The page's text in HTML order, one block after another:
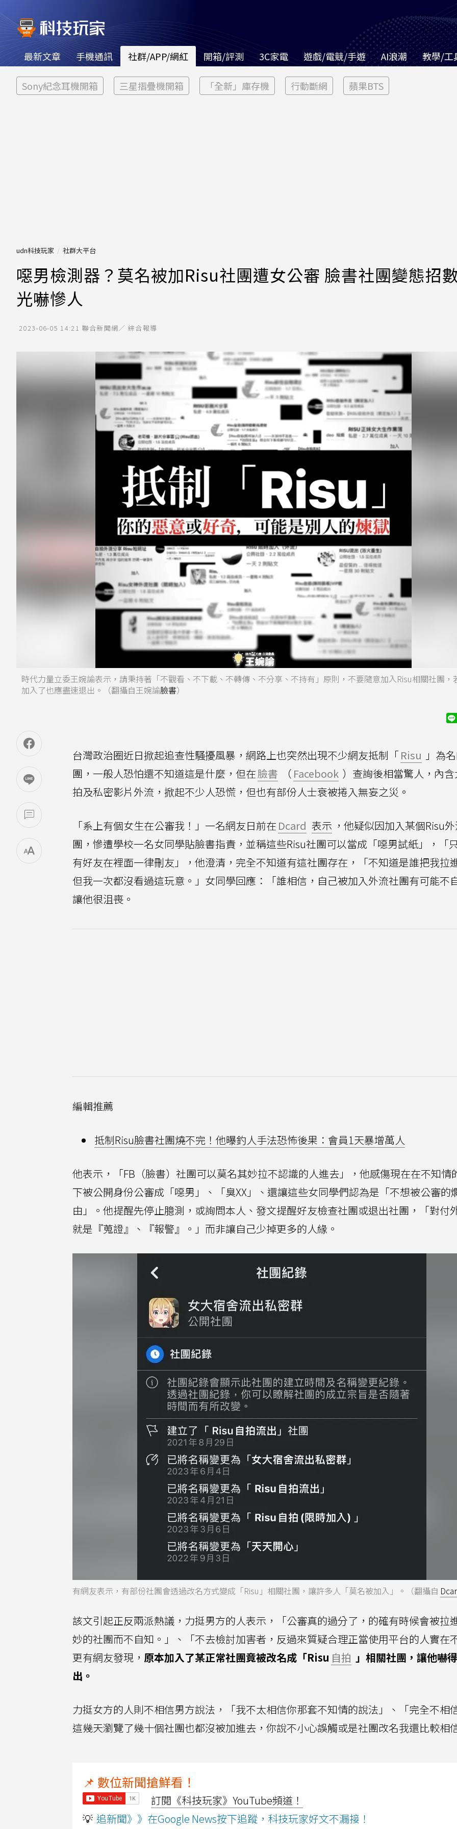
最新文章 手機通訊 社群/APP/網紅 開箱/評測 3C家電 遊戲/電競/手遊 AI浪潮 教學/工
Sony紀念耳機開箱 三星摺疊機開箱 「全新」庫存機 行動斷網 蘋果BTS
udn科技玩家 社群大平台
噁男檢測器？莫名被加Risu社團遭女公審 臉書社團變態招
光嚇慘人
2023-06-05 14:21 聯合新聞網／ 綜合報導
時代力量立委王婉諭表示，請秉持著「不觀看、不下載、不轉傳、不分享、不持有」原則，不要隨意加入Risu相關社團，
加入了也應盡速退出。（翻攝自王婉諭臉書）
台灣政治圈近日掀起追查性騷擾風暴，網路上也突然出現不少網友抵制「Risu 」為
團，一般人恐怕還不知道這是什麼，但在臉書 （ Facebook ）查詢後相當驚人，內
拍及私密影片外流，掀起不少人恐慌，但也有部份人士衰被捲入無妄之災。
「系上有個女生在公審我！」一名網友日前在 Dcard 表示 ，他疑似因加入某個Risu
團，慘遭學校一名女同學貼臉書指責，並稱這些Risu社團可以當成「噁男試紙」，「
有好友在裡面一律刪友」，他澄清，完全不知道有這社團存在，「不知道是誰把我拉
但我一次都沒看過這玩意。」女同學回應：「誰相信，自己被加入外流社團有可能不
讓他很沮喪。
編輯推薦
抵制Risu臉書社團燒不完！他曝釣人手法恐怖後果：會員1天暴增萬人
他表示，「FB（臉書）社團可以莫名其妙拉不認識的人進去」，他感傷現在在不知情
下被公開身份公審成「噁男」、「臭XX」、還讓這些女同學們認為是「不想被公審的
由」。他提醒先停止臆測，或詢問本人、發文提醒好友檢查社團或退出社團，「對付
就是『蒐證』、『報警』。」而非讓自己少掉更多的人緣。
有網友表示，有部份社團會透過改名方式變成「Risu」相關社團，讓許多人「莫名被加入」。（翻攝自
該文引起正反兩派熱議，力挺男方的人表示，「公審真的過分了，的確有時候會被拉
妙的社團而不自知。」、「不去檢討加害者，反過來質疑合理正當使用平台的人實在
更有網友發現， 原本加入了某正常社團竟被改名成「Risu 自拍 」相關社團，讓他嚇
出。
力挺女方的人則不相信男方說法，「我不太相信你那套不知情的說法」、「完全不相
這幾天瀏覽了幾十個社團也都沒被加進去，你說不小心誤觸或是社團改名我還比較相
📌 數位新聞搶鮮看！
訂閱《科技玩家》YouTube頻道！
💡 追新聞》》在Google News按下追蹤，科技玩家好文不漏接！